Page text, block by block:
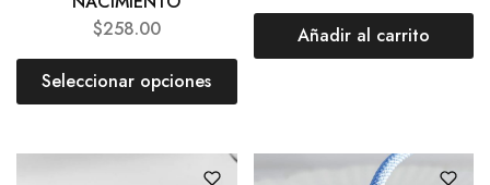
$258.00
Seleccionar opciones
Añadir al carrito